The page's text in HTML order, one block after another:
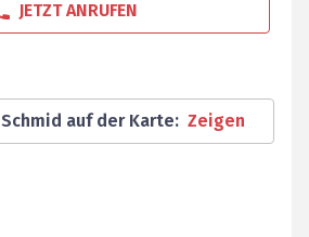
JETZT ANRUFEN
Schmid auf der Karte: Zeigen